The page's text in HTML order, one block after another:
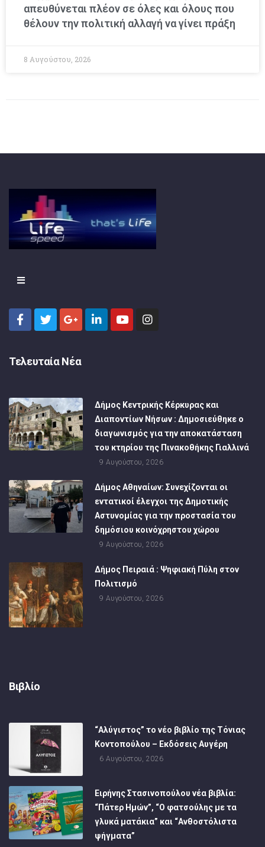
απευθύνεται πλέον σε όλες και όλους που
θέλουν την πολιτική αλλαγή να γίνει πράξη
8 Αυγούστου, 2026
Τελευταία Νέα
Δήμος Κεντρικής Κέρκυρας και
Διαποντίων Νήσων : Δημοσιεύθηκε ο
διαγωνισμός για την αποκατάσταση
του κτηρίου της Πινακοθήκης Γιαλλινά
9 Αυγούστου, 2026
Δήμος Αθηναίων: Συνεχίζονται οι
εντατικοί έλεγχοι της Δημοτικής
Αστυνομίας για την προστασία του
δημόσιου κοινόχρηστου χώρου
9 Αυγούστου, 2026
Δήμος Πειραιά : Ψηφιακή Πύλη στον
Πολιτισμό
9 Αυγούστου, 2026
Βιβλίο
“Αλύγιστος” το νέο βιβλίο της Τόνιας
Κοντοπούλου – Εκδόσεις Αυγέρη
6 Αυγούστου, 2026
Ειρήνης Στασινοπούλου νέα βιβλία:
“Πάτερ Ημών”, “Ο φατσούλης με τα
γλυκά ματάκια” και “Ανθοστόλιστα
ψήγματα”